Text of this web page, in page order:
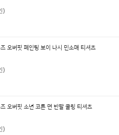
)
오버핏 페인팅 보이 나시 민소매 티셔츠
)
오버핏 소년 코튼 면 반팔 쿨링 티셔츠
)